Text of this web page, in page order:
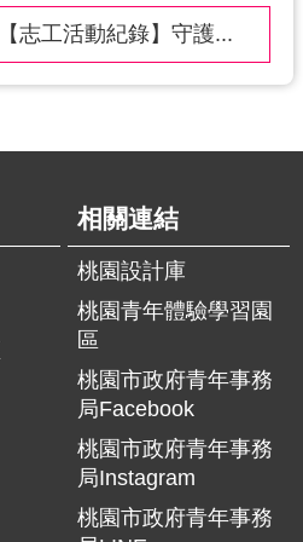
【志工活動紀錄】守護...
相關連結
桃園設計庫
桃園青年體驗學習園
區
桃園市政府青年事務
局Facebook
桃園市政府青年事務
局Instagram
桃園市政府青年事務